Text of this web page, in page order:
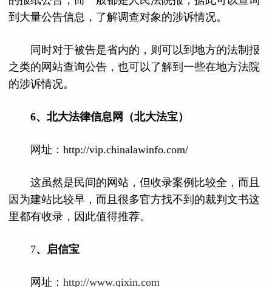
到大量公告信息，了解调查对象的涉诉情况。
同时对于被告是省内的，则可以到地方的法制报
之类的网站查询公告，也可以了解到一些在地方法院
的涉诉情况。
6、北大法律信息网（北大法宝）
网址：http://vip.chinalawinfo.com/
这虽然是民间的网站，但收录案例比较全，而且
因为建站比较早，而且很多官方找不到的裁判文书这
里都有收录，因此值得推荐。
7、启信宝
网址： http://www.qixin.com